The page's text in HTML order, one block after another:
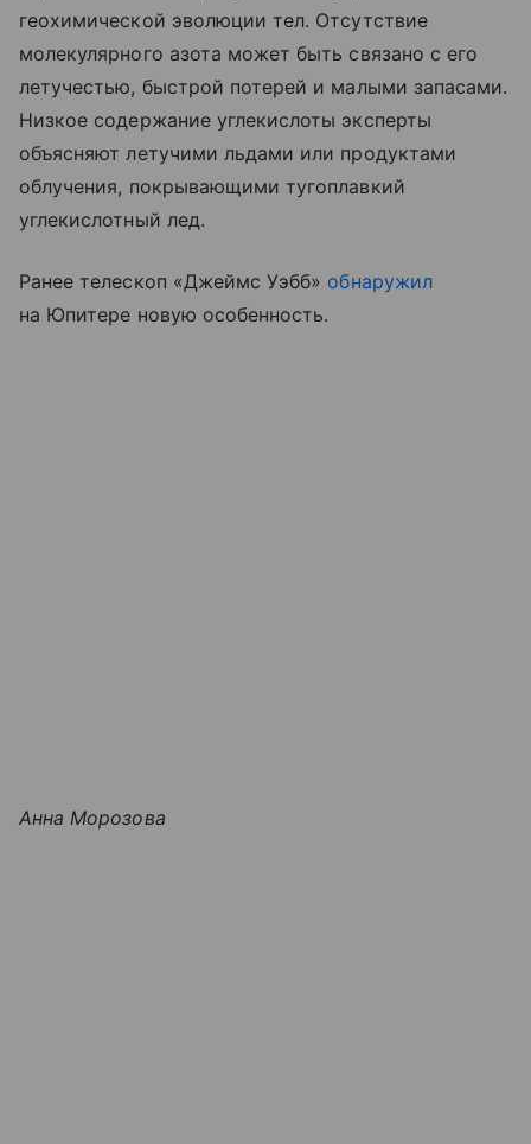
геохимической эволюции тел. Отсутствие
молекулярного азота может быть связано с его
летучестью, быстрой потерей и малыми запасами.
Низкое содержание углекислоты эксперты
объясняют летучими льдами или продуктами
облучения, покрывающими тугоплавкий
углекислотный лед.
Ранее телескоп «Джеймс Уэбб» обнаружил
на Юпитере новую особенность.
Анна Морозова